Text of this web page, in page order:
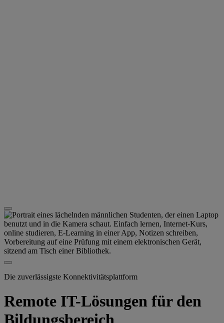
Die zuverlässigste Konnektivitätsplattform
Remote IT-Lösungen für den